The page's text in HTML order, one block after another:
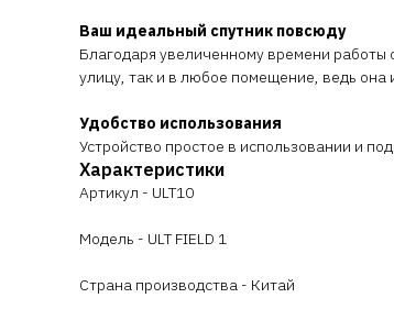
Ваш идеальный спутник повсюду
Благодаря увеличенному времени
улицу, так и в любое помещение, ведь
Удобство использования
Устройство простое в использовании и
Характеристики
Артикул - ULT10
Модель - ULT FIELD 1
Страна производства - Китай